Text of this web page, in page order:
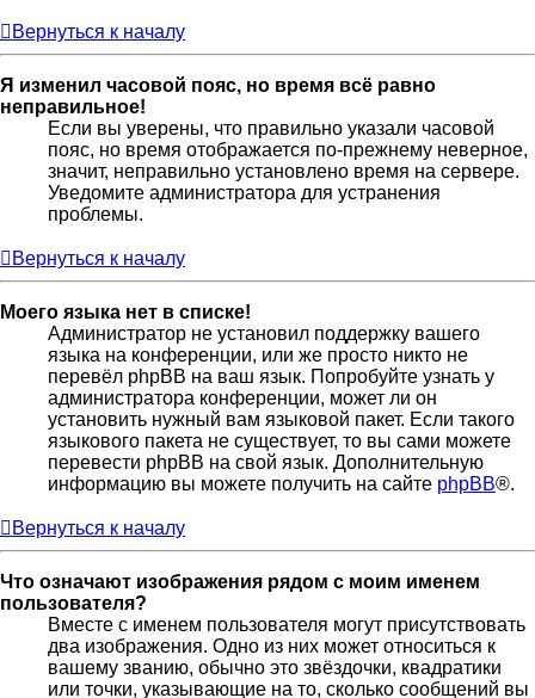
Вернуться к началу
Я изменил часовой пояс, но время всё равно
неправильное!
Если вы уверены, что правильно указали часовой
пояс, но время отображается по-прежнему неверное,
значит, неправильно установлено время на сервере.
Уведомите администратора для устранения
проблемы.
Вернуться к началу
Моего языка нет в списке!
Администратор не установил поддержку вашего
языка на конференции, или же просто никто не
перевёл phpBB на ваш язык. Попробуйте узнать у
администратора конференции, может ли он
установить нужный вам языковой пакет. Если такого
языкового пакета не существует, то вы сами можете
перевести phpBB на свой язык. Дополнительную
информацию вы можете получить на сайте phpBB®.
Вернуться к началу
Что означают изображения рядом с моим именем
пользователя?
Вместе с именем пользователя могут присутствовать
два изображения. Одно из них может относиться к
вашему званию, обычно это звёздочки, квадратики
или точки, указывающие на то, сколько сообщений вы